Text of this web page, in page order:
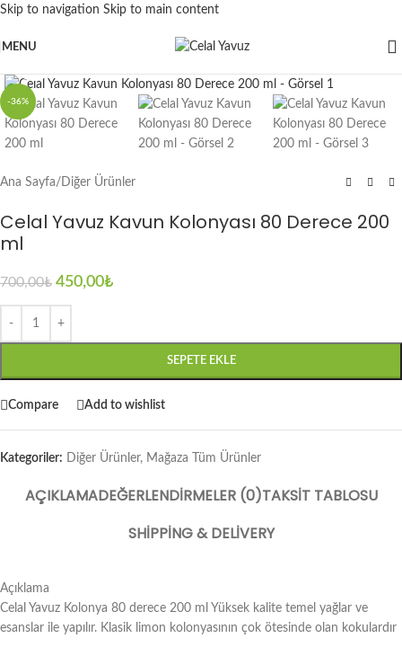
Skip to navigation Skip to main content
MENU
-36%
Ana Sayfa/ Diğer Ürünler
Celal Yavuz Kavun Kolonyası 80 Derece 200
ml
700,00₺ 450,00₺
SEPETE EKLE
Compare Add to wishlist
Kategoriler: Diğer Ürünler, Mağaza Tüm Ürünler
AÇIKLAMADEĞERLENDIRMELER (0)TAKSIT TABLOSU
SHIPPING & DELIVERY
Açıklama
Celal Yavuz Kolonya 80 derece 200 ml Yüksek kalite temel yağlar ve
esanslar ile yapılır. Klasik limon kolonyasının çok ötesinde olan kokulardır